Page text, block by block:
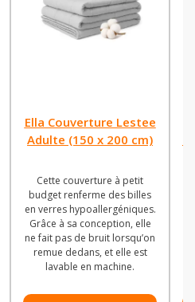
Ella Couverture Lestee
Adulte (150 x 200 cm)
Cette couverture à petit
budget renferme des billes
en verres hypoallergéniques.
Grâce à sa conception, elle
ne fait pas de bruit lorsqu’on
remue dedans, et elle est
lavable en machine.